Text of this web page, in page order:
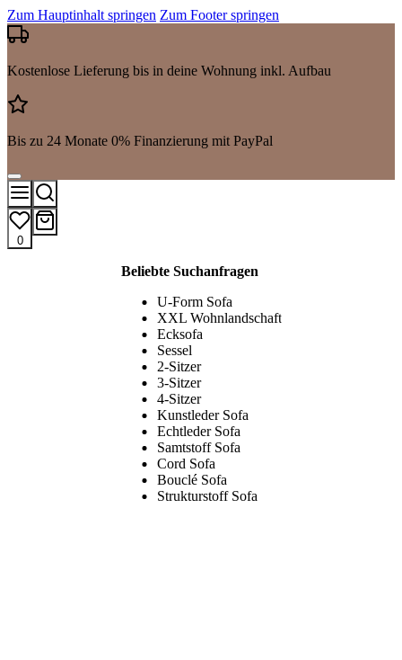
Zum Hauptinhalt springen Zum Footer springen
Kostenlose Lieferung bis in deine Wohnung inkl. Aufbau
Bis zu 24 Monate 0% Finanzierung mit PayPal
0
Beliebte Suchanfragen
U-Form Sofa
XXL Wohnlandschaft
Ecksofa
Sessel
2-Sitzer
3-Sitzer
4-Sitzer
Kunstleder Sofa
Echtleder Sofa
Samtstoff Sofa
Cord Sofa
Bouclé Sofa
Strukturstoff Sofa
Suchergebnisse